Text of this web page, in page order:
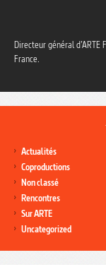
Directeur général d’ARTE
France.
Actualités
Coproductions
Non classé
Rencontres
Sur ARTE
Uncategorized